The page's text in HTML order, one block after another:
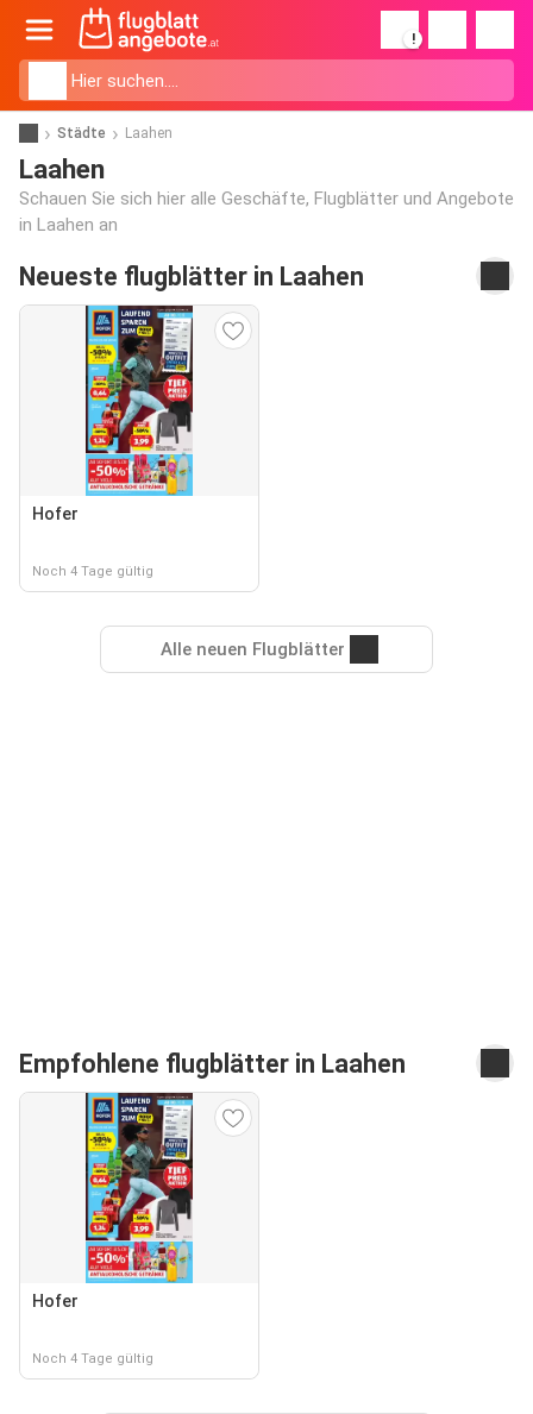
!
Städte Laahen
Laahen
Schauen Sie sich hier alle Geschäfte, Flugblätter und Angebote
in Laahen an
Neueste flugblätter in Laahen
Hofer
Noch 4 Tage gültig
Alle neuen Flugblätter
Empfohlene flugblätter in Laahen
Hofer
Noch 4 Tage gültig